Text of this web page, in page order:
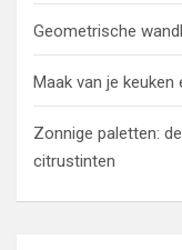
Geometrische
Maak van je
Zonnige paletten:
citrustinten